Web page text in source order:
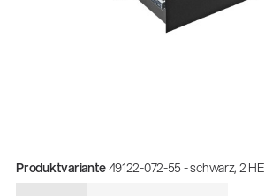
Produktvariante49122-072-55 - schwarz, 2 HE